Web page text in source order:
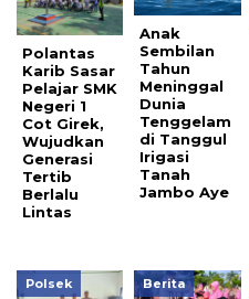
Polantas
Karib Sasar
Pelajar SMK
Negeri 1
Cot Girek,
Wujudkan
Generasi
Tertib
Berlalu
Lintas
Anak
Sembilan
Tahun
Meninggal
Dunia
Tenggelam
di Tanggul
Irigasi
Tanah
Jambo Aye
Polsek Berita